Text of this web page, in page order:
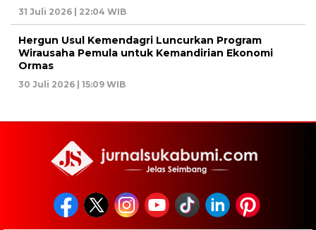
31 Juli 2026 | 22:04 WIB
Hergun Usul Kemendagri Luncurkan Program
Wirausaha Pemula untuk Kemandirian Ekonomi
Ormas
30 Juli 2026 | 15:09 WIB